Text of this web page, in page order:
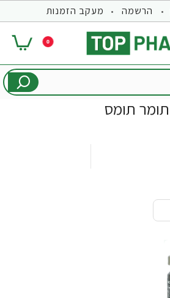
הרשמה מעקב הזמנות
0
תומר תומס